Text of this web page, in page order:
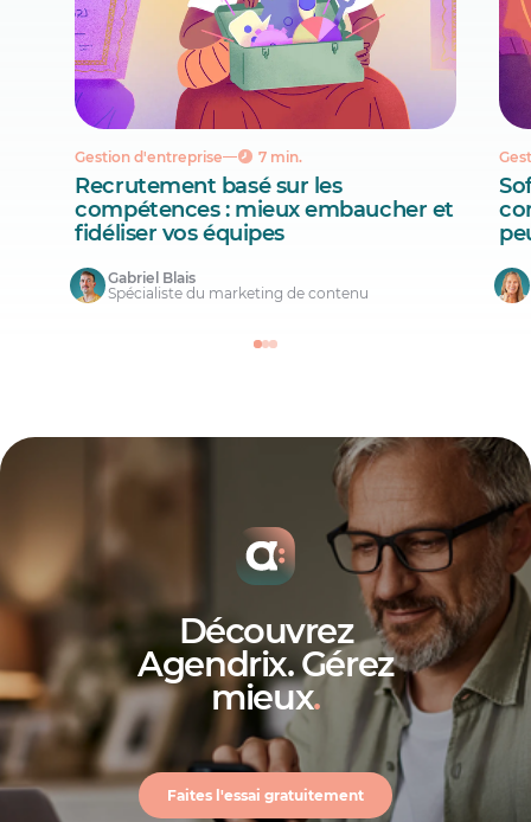
Gestion d'entreprise 7 min.
Recrutement basé sur les
compétences : mieux embaucher et
fidéliser vos équipes
Gabriel Blais
Spécialiste du marketing de contenu
Découvrez
Agendrix. Gérez
mieux.
Faites l'essai gratuitement